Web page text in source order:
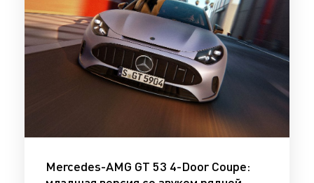
Mercedes-AMG GT 53 4-Door Coupe: